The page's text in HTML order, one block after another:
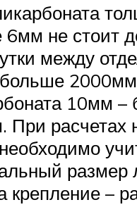
не стоит
между
10мм –
При расчетах
размер
крепление –